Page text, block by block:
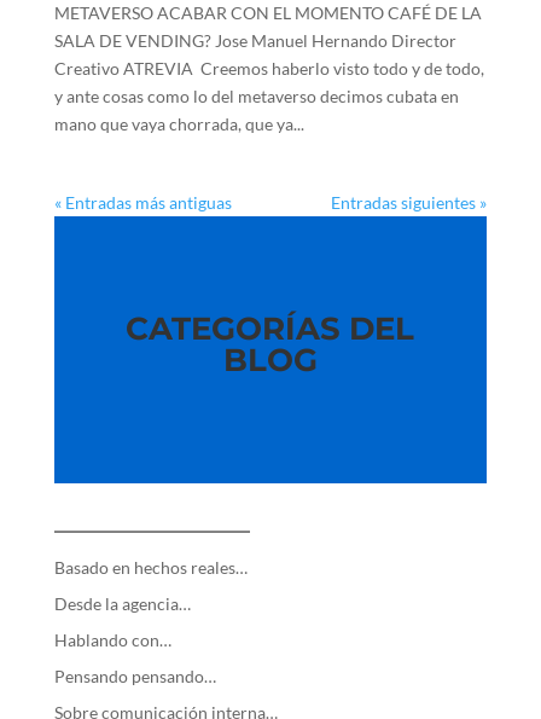
METAVERSO ACABAR CON EL MOMENTO CAFÉ DE LA
SALA DE VENDING? Jose Manuel Hernando Director
Creativo ATREVIA Creemos haberlo visto todo y de todo,
y ante cosas como lo del metaverso decimos cubata en
mano que vaya chorrada, que ya...
« Entradas más antiguas Entradas siguientes »
CATEGORÍAS DEL
BLOG
—————————
Basado en hechos reales…
Desde la agencia…
Hablando con…
Pensando pensando…
Sobre comunicación interna…